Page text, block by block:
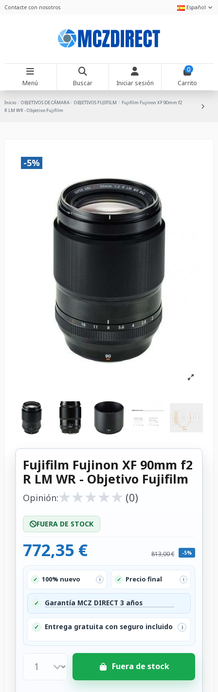
Contacte con nosotros Español
Menú Buscar Iniciar sesión
0
Carrito
Inicio OBJETIVOS DE CÁMARA OBJETIVOS FUJIFILM
Fujifilm Fujinon XF 90mm f2
R LM WR - Objetivo Fujifilm
-5%
Fujifilm Fujinon XF 90mm f2
R LM WR - Objetivo Fujifilm
Opinión:★
★★
★★
★★
★★
★ (0)
FUERA DE STOCK
772,35 € 813,00 € -5%
✓ 100% nuevo i ✓ Precio final i
✓ Garantía MCZ DIRECT 3 años
✓ Entrega gratuita con seguro incluido i
Fuera de stock